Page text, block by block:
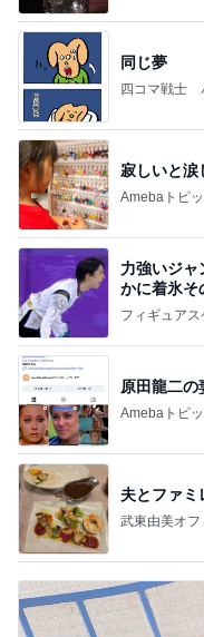
同じ夢
四コマ戦士
寂しいと涙
Amebaトピ
力強いジャ
かに着氷そ
なす
フィギュアス
原田龍二の
Amebaトピ
夫とファミ
武東由美オ